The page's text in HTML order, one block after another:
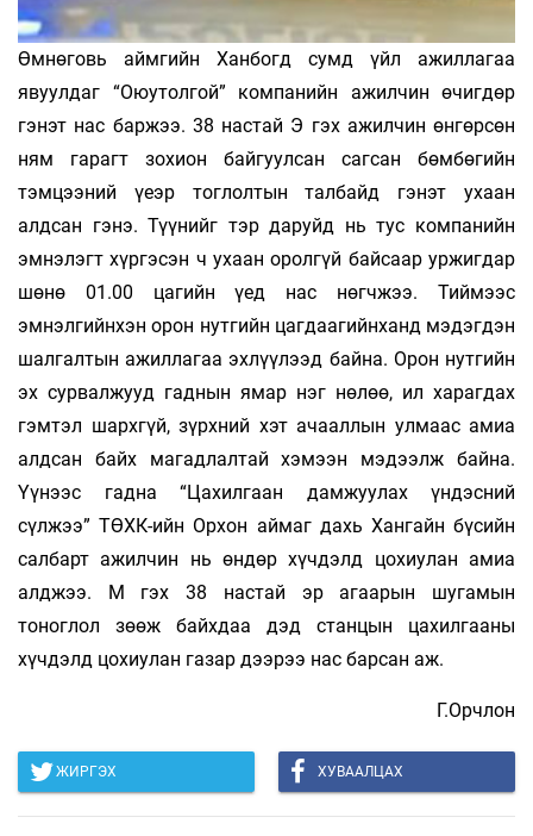
Өмнөговь аймгийн Ханбогд сумд үйл ажиллагаа
явуулдаг “Оюутолгой” компанийн ажилчин өчигдөр
гэнэт нас баржээ. 38 настай Э гэх ажилчин өнгөрсөн
ням гарагт зохион байгуулсан сагсан бөмбөгийн
тэмцээний үеэр тоглолтын талбайд гэнэт ухаан
алдсан гэнэ. Түүнийг тэр даруйд нь тус компанийн
эмнэлэгт хүргэсэн ч ухаан оролгүй байсаар уржигдар
шөнө 01.00 цагийн үед нас нөгчжээ. Тиймээс
эмнэлгийнхэн орон нутгийн цагдаагийнханд мэдэгдэн
шалгалтын ажиллагаа эхлүүлээд байна. Орон нутгийн
эх сурвалжууд гаднын ямар нэг нөлөө, ил харагдах
гэмтэл шархгүй, зүрхний хэт ачааллын улмаас амиа
алдсан байх магадлалтай хэмээн мэдээлж байна.
Үүнээс гадна “Цахилгаан дамжуулах үндэсний
сүлжээ” ТӨХК-ийн Орхон аймаг дахь Хангайн бүсийн
салбарт ажилчин нь өндөр хүчдэлд цохиулан амиа
алджээ. М гэх 38 настай эр агаарын шугамын
тоноглол зөөж байхдаа дэд станцын цахилгааны
хүчдэлд цохиулан газар дээрээ нас барсан аж.
Г.Орчлон
ЖИРГЭХ ХУВААЛЦАХ